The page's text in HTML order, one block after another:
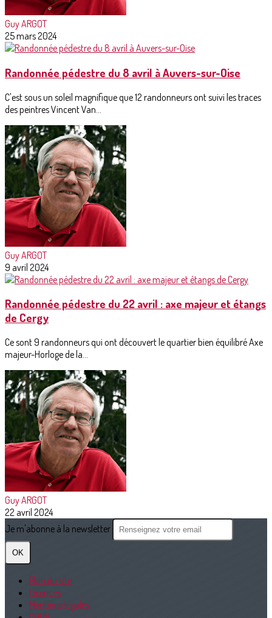
Guy ARGOT
25 mars 2024
Randonnée pédestre du 8 avril à Auvers-sur-Oise
C'est sous un soleil magnifique que 12 randonneurs ont suivi les traces
des peintres Vincent Van...
Guy ARGOT
9 avril 2024
Randonnée pédestre du 22 avril : axe majeur et étangs
de Cergy
Ce sont 9 randonneurs qui ont découvert le quartier bien équilibré Axe
majeur-Horloge de la...
Guy ARGOT
22 avril 2024
Je m'abonne à la newsletter
OK
Plan du site
Licences
Mentions légales